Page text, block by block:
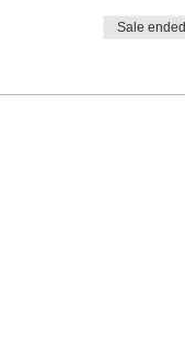
Sale ended